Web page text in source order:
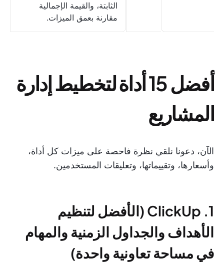
الثابتة، والقيمة الإجمالية
مقارنة بعمق الميزات.
أفضل 15 أداة لتخطيط إدارة
المشاريع
الآن، دعونا نلقي نظرة فاحصة على ميزات كل أداة،
وأسعارها، وتقييماتها، وتعليقات المستخدمين.
1. ClickUp (الأفضل لتنظيم
الأهداف والجداول الزمنية والمهام
في مساحة تعاونية واحدة)